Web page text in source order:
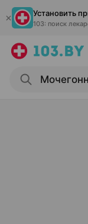
Установить
103: поиск